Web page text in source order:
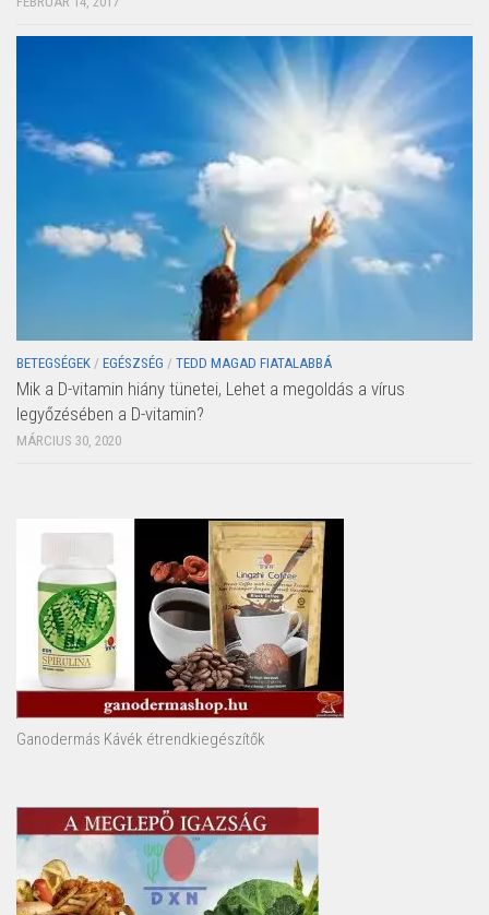
BETEGSÉGEK / EGÉSZSÉG / TEDD MAGAD FIATALABBÁ
Mik a D-vitamin hiány tünetei, Lehet a megoldás a vírus
legyőzésében a D-vitamin?
MÁRCIUS 30, 2020
Ganodermás Kávék étrendkiegészítők